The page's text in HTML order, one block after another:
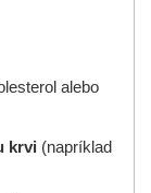
alebo
krvi (napríklad